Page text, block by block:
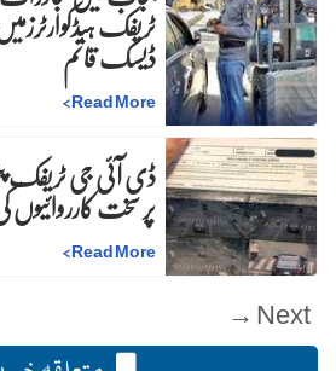
ٹریفک
ڈیسک قائم
Read More
>
ڈی آئی جی ٹریفک
پر سخت
Read More
>
Next →